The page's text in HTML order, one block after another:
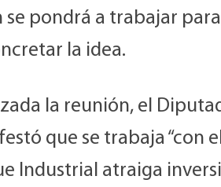
se pondrá a trabajar
la idea.
la reunión, el
que se trabaja “con
Industrial atraiga